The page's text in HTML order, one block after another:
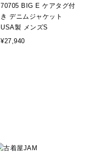
70705 BIG E ケアタグ付
き デニムジャケット
USA製 メンズS
¥27,940